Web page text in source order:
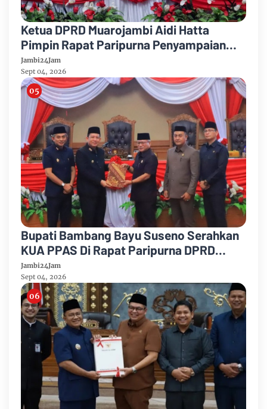
Ketua DPRD Muarojambi Aidi Hatta
Pimpin Rapat Paripurna Penyampaian
Rancangan Perubahan KUA-PPAS Tahun
Anggaran 2026
Jambi24Jam
Sept 04, 2026
Bupati Bambang Bayu Suseno Serahkan
KUA PPAS Di Rapat Paripurna DPRD
Muarojambi
Jambi24Jam
Sept 04, 2026